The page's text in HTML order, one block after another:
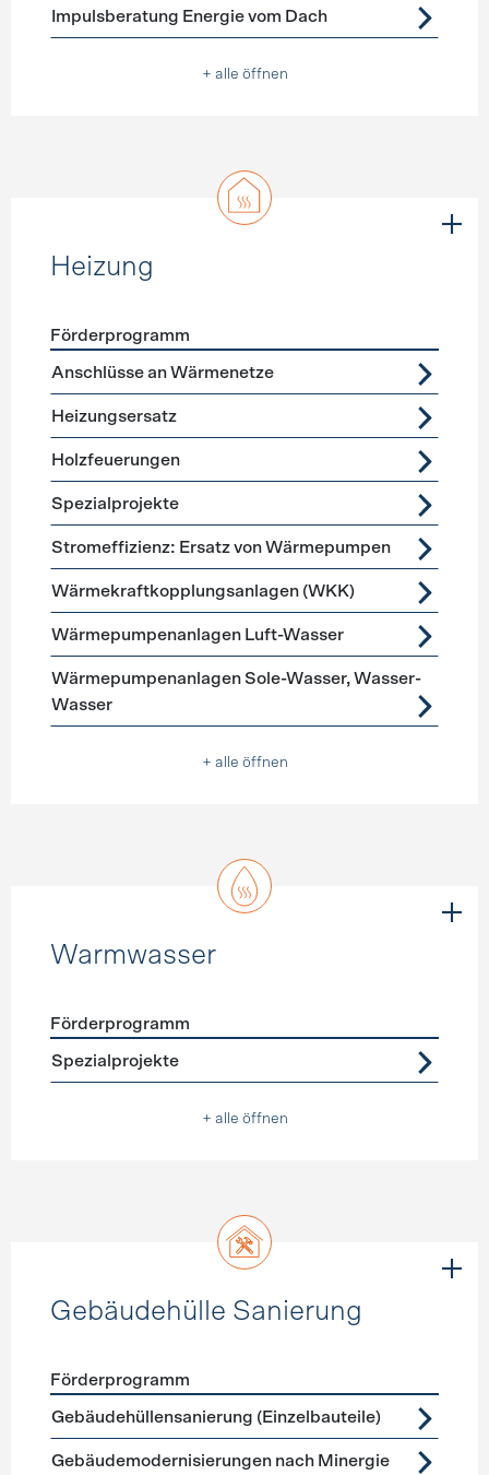
Impulsberatung Energie vom Dach
+ alle öffnen
Heizung
Förderprogramme
Förderprogramm
Anschlüsse an Wärmenetze
Heizungsersatz
Holzfeuerungen
Spezialprojekte
Stromeffizienz: Ersatz von Wärmepumpen
Wärmekraftkopplungsanlagen (WKK)
Wärmepumpenanlagen Luft-Wasser
Wärmepumpenanlagen Sole-Wasser, Wasser-
Wasser
+ alle öffnen
Warmwasser
Förderprogramme
Förderprogramm
Spezialprojekte
+ alle öffnen
Gebäudehülle Sanierung
Förderprogramme Gebäudehülle Sanierung
Förderprogramm
Gebäudehüllensanierung (Einzelbauteile)
Gebäudemodernisierungen nach Minergie